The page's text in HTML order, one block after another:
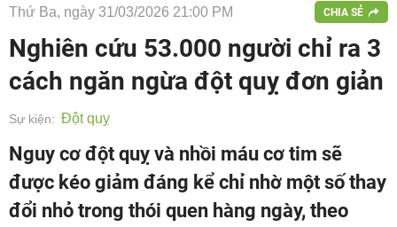
Thứ Ba, ngày 31/03/2026 21:00 PM CHIA SẺ
Nghiên cứu 53.000 người chỉ ra 3
cách ngăn ngừa đột quỵ đơn giản
Sự kiện: Đột quỵ
Nguy cơ đột quỵ và nhồi máu cơ tim sẽ
được kéo giảm đáng kể chỉ nhờ một số thay
đổi nhỏ trong thói quen hàng ngày, theo